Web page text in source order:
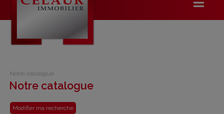
Notre catalogue
Notre catalogue
Modifier ma recherche